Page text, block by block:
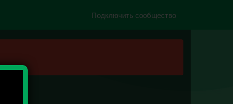
Подключить сообщество